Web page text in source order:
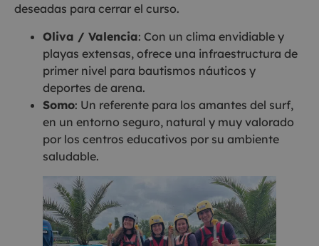
deseadas para cerrar el curso.
Oliva / Valencia: Con un clima envidiable y
playas extensas, ofrece una infraestructura de
primer nivel para bautismos náuticos y
deportes de arena.
Somo: Un referente para los amantes del surf,
en un entorno seguro, natural y muy valorado
por los centros educativos por su ambiente
saludable.